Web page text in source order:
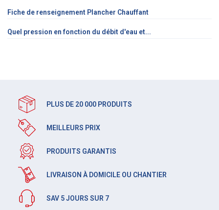
Fiche de renseignement Plancher Chauffant
Quel pression en fonction du débit d'eau et...
PLUS DE 20 000 PRODUITS
MEILLEURS PRIX
PRODUITS GARANTIS
LIVRAISON À DOMICILE OU CHANTIER
SAV 5 JOURS SUR 7